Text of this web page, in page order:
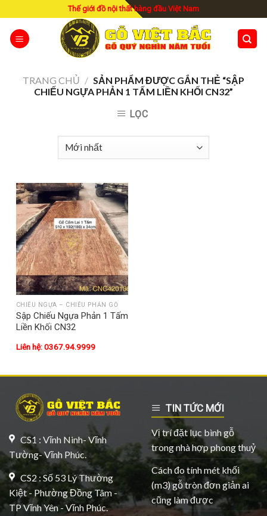
to
content
Thế giới đồ nội thất hàng đầu Việt Nam
TRANG CHỦ / SẢN PHẨM ĐƯỢC GẮN THẺ “SẬP
CHIẾU NGỰA PHẢN 1 TẤM LIỀN KHỐI CN32”
LỌC
CHIẾU NGỰA – CHIẾU PHẢN GỖ
Sập Chiếu Ngựa Phản 1 Tấm
Liền Khối CN32
Liên hệ: 0367.94.9999
CS1 : Vĩnh Ninh- Vĩnh
Tường- Vĩnh Phúc.
CS2 : Số 53 Lý Thường
Kiệt - Phường Đồng Tâm -
TP Vĩnh Yên - Vĩnh Phúc.
TIN TỨC MỚI
Vị trí đặt lục bình gỗ
trong nhà hợp phong thuỷ
Cách đo tính mét khối
(m3) gỗ tròn đơn giản ai
cũng làm được